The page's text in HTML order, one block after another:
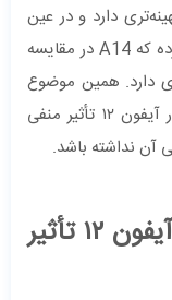
دارد و در عین
حال، عملکرد بهتری ارائه می‌دهد. اپل ادعا کرده که A14 در مقایسه
کمتری دارد. همین موضوع
باعث شده است که کاهش ظرفیت باتری در آیفون ۱۲ تأثیر منفی
آیا کاهش ظرفیت باتری در آیفون ۱۲ تأثیر